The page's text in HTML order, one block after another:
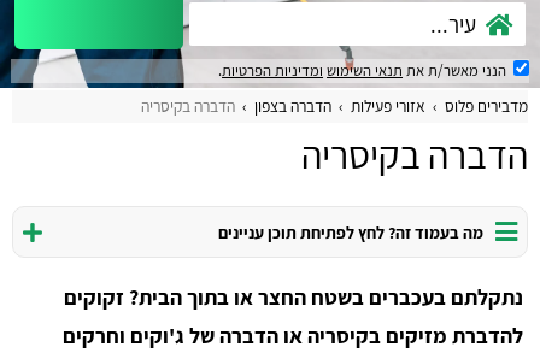
הנני מאשר/ת את תנאי השימוש ומדיניות הפרטיות.
מדבירים פלוס אזורי פעילות הדברה בצפון ​הדברה בקיסריה
​הדברה בקיסריה
מה בעמוד זה? לחץ לפתיחת תוכן עניינים
נתקלתם בעכברים בשטח החצר או בתוך הבית? זקוקים
להדברת מזיקים בקיסריה או הדברה של ג'וקים וחרקים